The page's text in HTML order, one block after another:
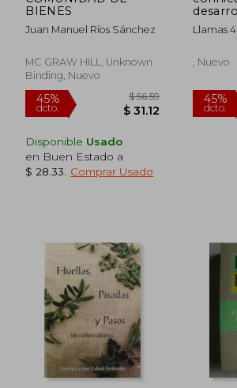
45%
dcto.
$ 302.64
$ 166.45
BIENES
Juan Manuel Ríos Sánchez
MC GRAW HILL, Unknown
Binding, Nuevo
Disponible Usado
en Buen Estado a
$ 28.33
Comprar Usado
aguas
la
alta
Llamas 4
, Nuevo